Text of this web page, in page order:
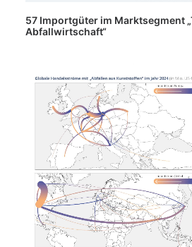
57 Importgüter im Marktsegment
Abfallwirtschaft“